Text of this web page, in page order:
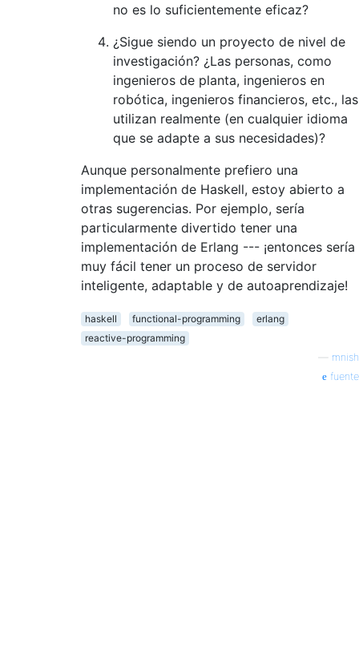
no es lo suficientemente eficaz?
¿Sigue siendo un proyecto de nivel de
investigación? ¿Las personas, como
ingenieros de planta, ingenieros en
robótica, ingenieros financieros, etc., las
utilizan realmente (en cualquier idioma
que se adapte a sus necesidades)?
Aunque personalmente prefiero una
implementación de Haskell, estoy abierto a
otras sugerencias. Por ejemplo, sería
particularmente divertido tener una
implementación de Erlang --- ¡entonces sería
muy fácil tener un proceso de servidor
inteligente, adaptable y de autoaprendizaje!
haskell functional-programming
erlang
reactive-programming
mnish
fuente